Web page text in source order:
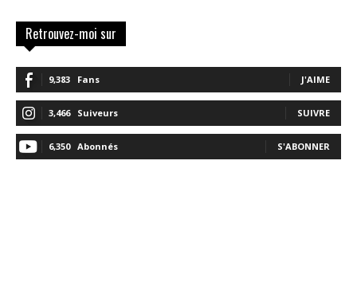
Retrouvez-moi sur
9,383 Fans J'AIME
3,466 Suiveurs SUIVRE
6,350 Abonnés S'ABONNER